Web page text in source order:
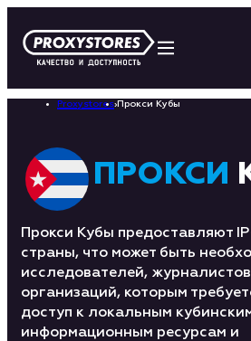
Proxystores› Прокси Кубы
ПРОКСИ
Прокси Кубы предоставляют
страны, что может быть
исследователей,
организаций, которым
доступ к локальным
информационным ресурсам и